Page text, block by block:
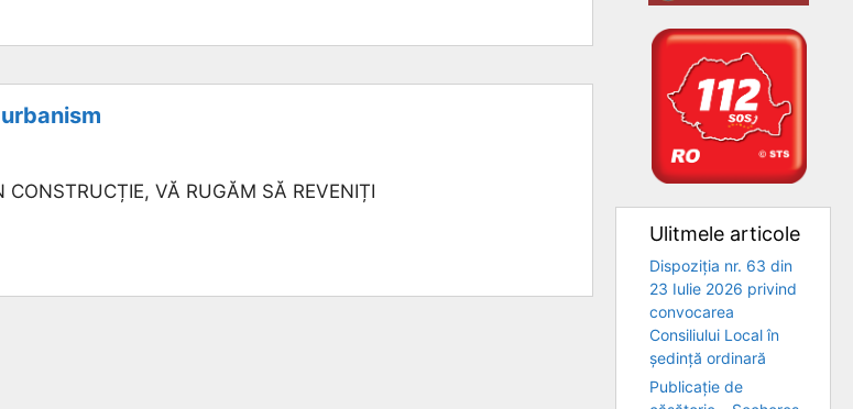
VĂ RUGĂM SĂ REVENIȚI
Ulitmele articole
Dispoziția nr. 63 din
23 Iulie 2026 privind
convocarea
Consiliului Local în
ședință ordinară
Publicație de